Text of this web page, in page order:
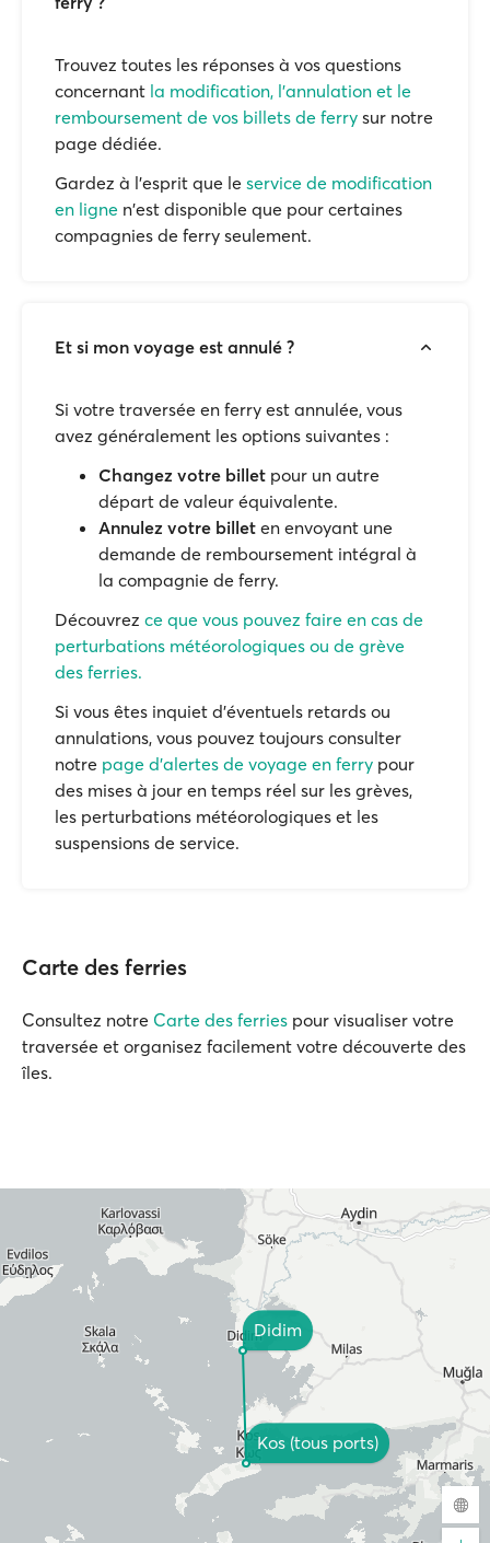
Trouvez toutes les réponses à vos questions
concernant la modification, l'annulation et le
remboursement de vos billets de ferry sur notre
page dédiée.
Gardez à l'esprit que le service de modification
en ligne n'est disponible que pour certaines
compagnies de ferry seulement.
Et si mon voyage est annulé ?
Si votre traversée en ferry est annulée, vous
avez généralement les options suivantes :
Changez votre billet pour un autre
départ de valeur équivalente.
Annulez votre billet en envoyant une
demande de remboursement intégral à
la compagnie de ferry.
Découvrez ce que vous pouvez faire en cas de
perturbations météorologiques ou de grève
des ferries.
Si vous êtes inquiet d'éventuels retards ou
annulations, vous pouvez toujours consulter
notre page d'alertes de voyage en ferry pour
des mises à jour en temps réel sur les grèves,
les perturbations météorologiques et les
suspensions de service.
Carte des ferries
Consultez notre Carte des ferries pour visualiser votre
traversée et organisez facilement votre découverte des
îles.
Didim
Kos (tous ports)